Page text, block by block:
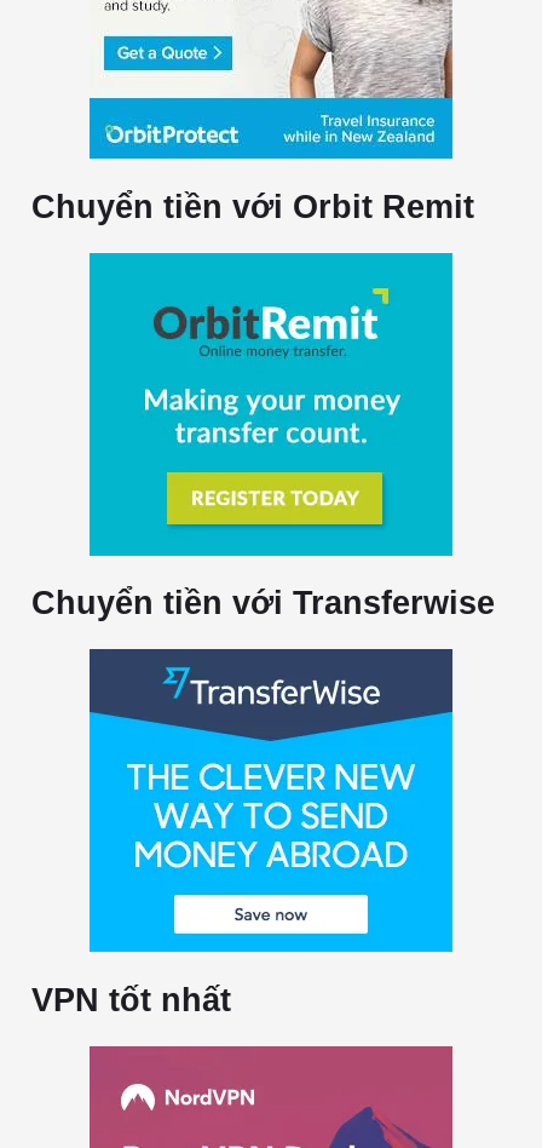
Chuyển tiền với Orbit Remit
Chuyển tiền với Transferwise
VPN tốt nhất